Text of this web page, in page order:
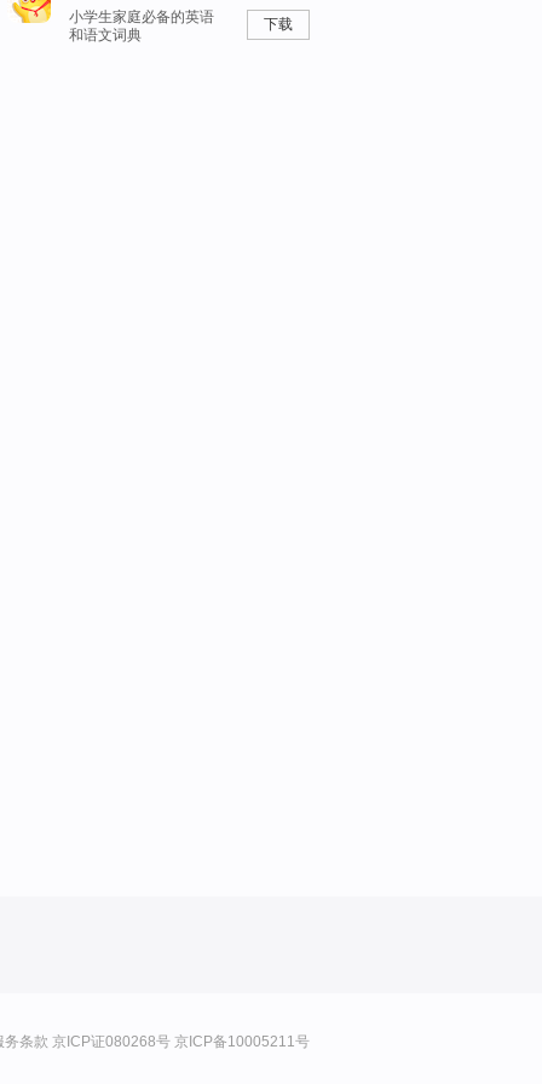
务条款 京ICP证080268号 京ICP备10005211号